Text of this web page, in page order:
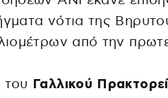
νότια της
από την
του Γαλλικού